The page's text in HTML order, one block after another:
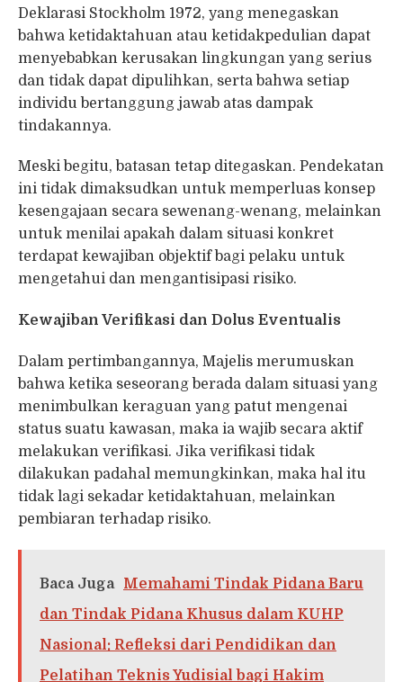
Deklarasi Stockholm 1972, yang menegaskan
bahwa ketidaktahuan atau ketidakpedulian dapat
menyebabkan kerusakan lingkungan yang serius
dan tidak dapat dipulihkan, serta bahwa setiap
individu bertanggung jawab atas dampak
tindakannya.
Meski begitu, batasan tetap ditegaskan. Pendekatan
ini tidak dimaksudkan untuk memperluas konsep
kesengajaan secara sewenang-wenang, melainkan
untuk menilai apakah dalam situasi konkret
terdapat kewajiban objektif bagi pelaku untuk
mengetahui dan mengantisipasi risiko.
Kewajiban Verifikasi dan Dolus Eventualis
Dalam pertimbangannya, Majelis merumuskan
bahwa ketika seseorang berada dalam situasi yang
menimbulkan keraguan yang patut mengenai
status suatu kawasan, maka ia wajib secara aktif
melakukan verifikasi. Jika verifikasi tidak
dilakukan padahal memungkinkan, maka hal itu
tidak lagi sekadar ketidaktahuan, melainkan
pembiaran terhadap risiko.
Baca Juga
Memahami Tindak Pidana Baru
dan Tindak Pidana Khusus dalam KUHP
Nasional: Refleksi dari Pendidikan dan
Pelatihan Teknis Yudisial bagi Hakim